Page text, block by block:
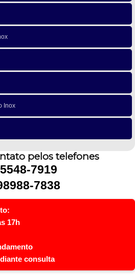
Inox
pelos telefones
5548-7919
7838